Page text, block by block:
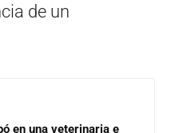
de un
en una veterinaria e